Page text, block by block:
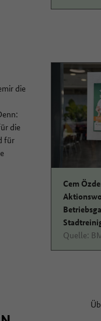
Cem
Quelle:
die
die
für